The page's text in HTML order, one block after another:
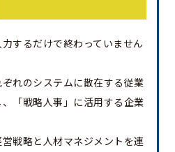
するだけで終わっていません
れのシステムに散在する従業
「戦略人事」に活用する企業
営戦略と人材マネジメントを連